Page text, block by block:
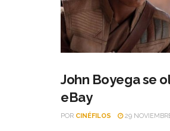
John Boyega se
eBay
POR CINÉFILOS 29